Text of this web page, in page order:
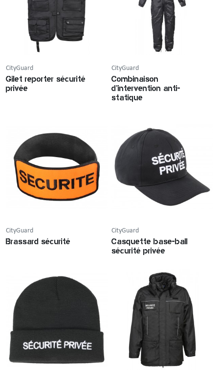
CityGuard
Gilet reporter sécurité
privée
CityGuard
Combinaison
d'intervention anti-
statique
CityGuard
Brassard sécurité
CityGuard
Casquette base-ball
sécurité privée